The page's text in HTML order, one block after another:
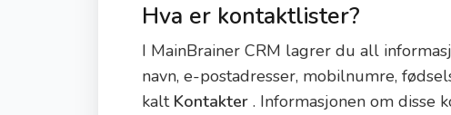
Hva er kontaktlister?
I MainBrainer CRM lagrer du all
navn, e-postadresser, mobilnumre,
kalt Kontakter. Informasjonen om disse